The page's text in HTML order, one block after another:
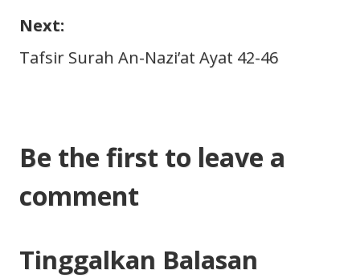
pos
Next:
Tafsir Surah An-Nazi’at Ayat 42-46
Be the first to leave a
comment
Tinggalkan Balasan